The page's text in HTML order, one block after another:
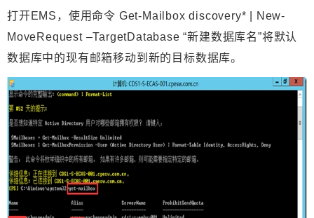
打开EMS，使用命令 Get-Mailbox discovery* | New-
MoveRequest –TargetDatabase “新建数据库名”将默认
数据库中的现有邮箱移动到新的目标数据库。